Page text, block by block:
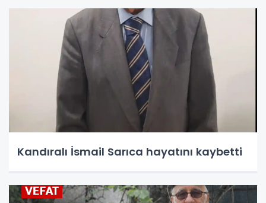
Kandıralı İsmail Sarıca hayatını kaybetti